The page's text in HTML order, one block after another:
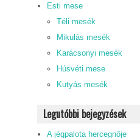
Esti mese
Téli mesék
Mikulás mesék
Karácsonyi mesék
Húsvéti mese
Kutyás mesék
Legutóbbi bejegyzések
A jégpalota hercegnője